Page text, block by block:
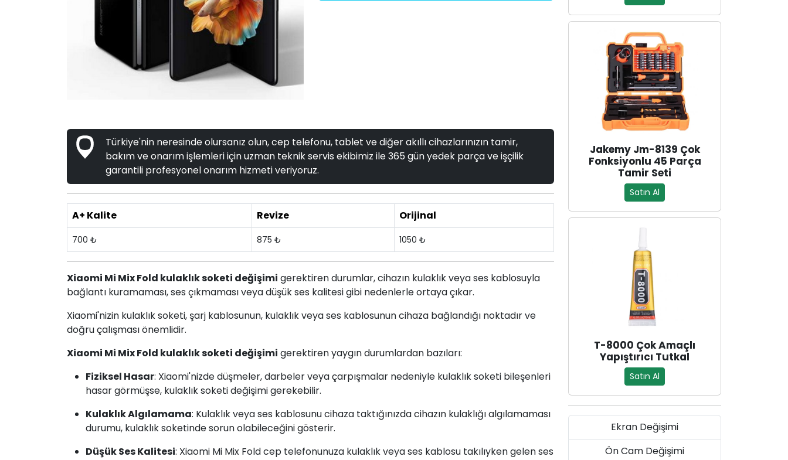
Türkiye'nin neresinde olursanız olun, cep telefonu, tablet ve diğer akıllı cihazlarınızın tamir,
bakım ve onarım işlemleri için uzman teknik servis ekibimiz ile 365 gün yedek parça ve işçilik
garantili profesyonel onarım hizmeti veriyoruz.
A+ Kalite Revize Orijinal
700 ₺ 875 ₺ 1050 ₺
Xiaomi Mi Mix Fold kulaklık soketi değişimi gerektiren durumlar, cihazın kulaklık veya ses kablosuyla
bağlantı kuramaması, ses çıkmaması veya düşük ses kalitesi gibi nedenlerle ortaya çıkar.
Xiaomi'nizin kulaklık soketi, şarj kablosunun, kulaklık veya ses kablosunun cihaza bağlandığı noktadır ve
doğru çalışması önemlidir.
Xiaomi Mi Mix Fold kulaklık soketi değişimi gerektiren yaygın durumlardan bazıları:
Fiziksel Hasar: Xiaomi'nizde düşmeler, darbeler veya çarpışmalar nedeniyle kulaklık soketi bileşenleri
hasar görmüşse, kulaklık soketi değişimi gerekebilir.
Kulaklık Algılamama: Kulaklık veya ses kablosunu cihaza taktığınızda cihazın kulaklığı algılamaması
durumu, kulaklık soketinde sorun olabileceğini gösterir.
Düşük Ses Kalitesi: Xiaomi Mi Mix Fold cep telefonunuza kulaklık veya ses kablosu takılıyken gelen ses
Jakemy Jm-8139 Çok
Fonksiyonlu 45 Parça
Tamir Seti
Satın Al
T-8000 Çok Amaçlı
Yapıştırıcı Tutkal
Satın Al
Ekran Değişimi
Ön Cam Değişimi